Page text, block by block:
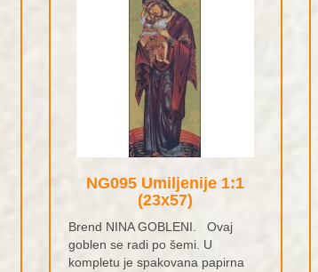
NG095 Umiljenije 1:1
(23x57)
Brend NINA GOBLENI. Ovaj
goblen se radi po šemi. U
kompletu je spakovana papirna